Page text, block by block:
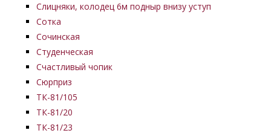
Слицняки, колодец 6м подныр внизу уступ
Сотка
Сочинская
Студенческая
Счастливый чопик
Сюрприз
ТК-81/105
ТК-81/20
ТК-81/23